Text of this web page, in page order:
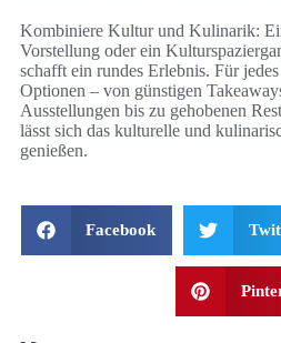
Kombiniere Kultur und Kulinarik:
Vorstellung oder ein
schafft ein rundes Erlebnis. Für
Optionen – von günstigen
Ausstellungen bis zu gehobenen
lässt sich das kulturelle und
genießen.
Facebook